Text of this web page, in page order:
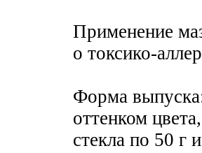
Применение
о токсико-
Форма
оттенком
стекла по 50 г